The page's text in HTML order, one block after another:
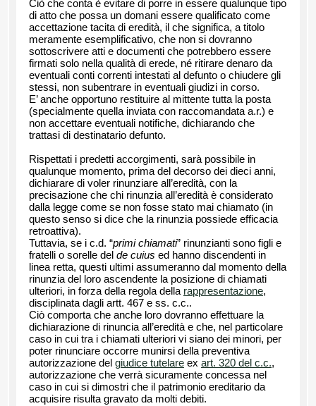
Ciò che conta è evitare di porre in essere qualunque tipo
di atto che possa un domani essere qualificato come
accettazione tacita di eredità, il che significa, a titolo
meramente esemplificativo, che non si dovranno
sottoscrivere atti e documenti che potrebbero essere
firmati solo nella qualità di erede, né ritirare denaro da
eventuali conti correnti intestati al defunto o chiudere gli
stessi, non subentrare in eventuali giudizi in corso.
E’ anche opportuno restituire al mittente tutta la posta
(specialmente quella inviata con raccomandata a.r.) e
non accettare eventuali notifiche, dichiarando che
trattasi di destinatario defunto.
Rispettati i predetti accorgimenti, sarà possibile in
qualunque momento, prima del decorso dei dieci anni,
dichiarare di voler rinunziare all’eredità, con la
precisazione che chi rinunzia all’eredità è considerato
dalla legge come se non fosse stato mai chiamato (in
questo senso si dice che la rinunzia possiede efficacia
retroattiva).
Tuttavia, se i c.d. “primi chiamati” rinunzianti sono figli e
fratelli o sorelle del de cuius ed hanno discendenti in
linea retta, questi ultimi assumeranno dal momento della
rinunzia del loro ascendente la posizione di chiamati
ulteriori, in forza della regola della rappresentazione,
disciplinata dagli artt. 467 e ss. c.c..
Ciò comporta che anche loro dovranno effettuare la
dichiarazione di rinuncia all’eredità e che, nel particolare
caso in cui tra i chiamati ulteriori vi siano dei minori, per
poter rinunciare occorre munirsi della preventiva
autorizzazione del giudice tutelare ex art. 320 del c.c.,
autorizzazione che verrà sicuramente concessa nel
caso in cui si dimostri che il patrimonio ereditario da
acquisire risulta gravato da molti debiti.